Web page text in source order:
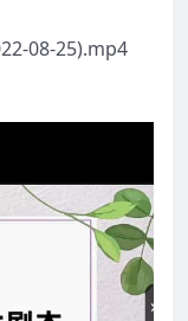
08-25).mp4